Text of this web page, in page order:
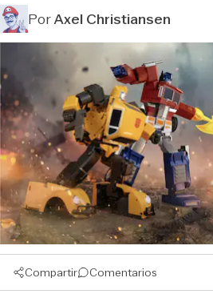
PorAxel Christiansen
Compartir Comentarios